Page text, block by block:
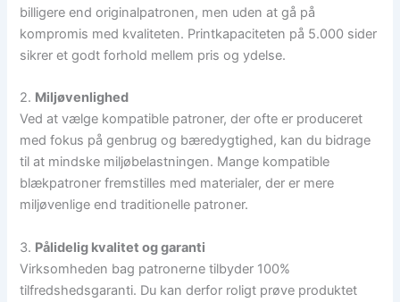
billigere end originalpatronen, men uden at gå på
kompromis med kvaliteten. Printkapaciteten på 5.000 sider
sikrer et godt forhold mellem pris og ydelse.
2. Miljøvenlighed
Ved at vælge kompatible patroner, der ofte er produceret
med fokus på genbrug og bæredygtighed, kan du bidrage
til at mindske miljøbelastningen. Mange kompatible
blækpatroner fremstilles med materialer, der er mere
miljøvenlige end traditionelle patroner.
3. Pålidelig kvalitet og garanti
Virksomheden bag patronerne tilbyder 100%
tilfredshedsgaranti. Du kan derfor roligt prøve produktet